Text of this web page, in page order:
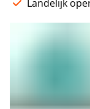
Landelijk